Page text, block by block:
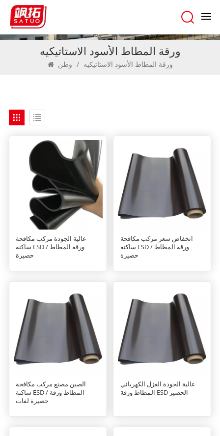
ورقة المطاط الأسود الاستاتيكيه
/ ورقة المطاط الأسود الاستاتيكيه
عالية الجودة مركب مكافحة
ساكنة ESD ورقة المطاط /
حصيرة
انخفاض سعر مركب مكافحة
ساكنة ESD ورقة المطاط /
حصيرة
الصين مصنع مركب مكافحة
ساكنة ESD المطاط ورقة /
حصيرة لفات
عالية الجودة العزل الكهربائي
المطاط ورقة ESD الحصير